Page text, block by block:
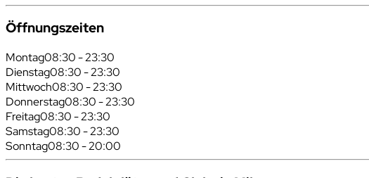
Öffnungszeiten
Montag08:30 - 23:30
Dienstag08:30 - 23:30
Mittwoch08:30 - 23:30
Donnerstag08:30 - 23:30
Freitag08:30 - 23:30
Samstag08:30 - 23:30
Sonntag08:30 - 20:00